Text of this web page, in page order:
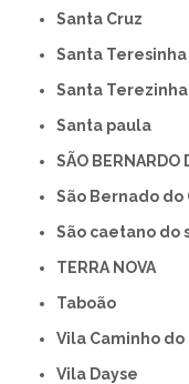
Santa Cruz
Santa Teresinha
Santa Terezinha
Santa paula
SÃO BERNARDO
São Bernado
São caetano do
TERRA NOVA
Taboão
Vila Caminho do
Vila Dayse